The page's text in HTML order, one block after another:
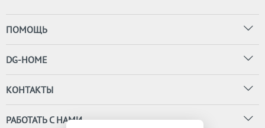
ПОМОЩЬ
DG-HOME
КОНТАКТЫ
РАБОТАТЬ С НАМИ